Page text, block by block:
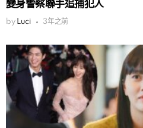
變身警察聯手追捕犯人
by Luci 3年之前